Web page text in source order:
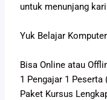
untuk menunjang
Yuk Belajar
Bisa Online atau
1 Pengajar 1 Peserta
Paket Kursus